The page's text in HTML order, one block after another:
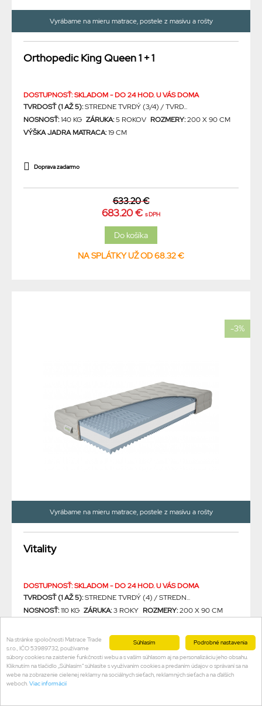
Podrobné nastavenia
Súhlasím
Na stránke spoločnosti Matrace Trade
s.r.o., IČO 53989732, používame
súbory cookies na zaistenie funkčnosti webu a s vaším súhlasom aj na personalizáciu jeho obsahu.
Kliknutím na tlačidlo „Súhlasím“ súhlasíte s využívaním cookies a predaním údajov o správaní sa na
webe na zobrazenie cielenej reklamy na sociálnych sieťach, reklamných sieťach a na ďalších
weboch.Viac informácií
Vyrábame na mieru matrace, postele z masívu a rošty
Orthopedic King Queen 1 + 1
DOSTUPNOSŤ: SKLADOM - DO 24 HOD. U VÁS DOMA
TVRDOSŤ (1 AŽ 5):STREDNE TVRDÝ (3/4) / TVRD...
NOSNOSŤ:140 KG ZÁRUKA:5 ROKOV ROZMERY:200 X 90 CM
VÝŠKA JADRA MATRACA:19 CM
Doprava zadarmo
633.20 €
683.20 € s DPH
NA SPLÁTKY UŽ OD 68.32 €
-3%
Vyrábame na mieru matrace, postele z masívu a rošty
Vitality
DOSTUPNOSŤ: SKLADOM - DO 24 HOD. U VÁS DOMA
TVRDOSŤ (1 AŽ 5):STREDNE TVRDÝ (4) / STREDN...
NOSNOSŤ:110 KG ZÁRUKA:3 ROKY ROZMERY:200 X 90 CM
VÝŠKA MATRACA S POŤAHOM:19 CM
Doprava zadarmo